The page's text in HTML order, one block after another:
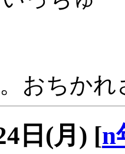
おちか
日(月) [n